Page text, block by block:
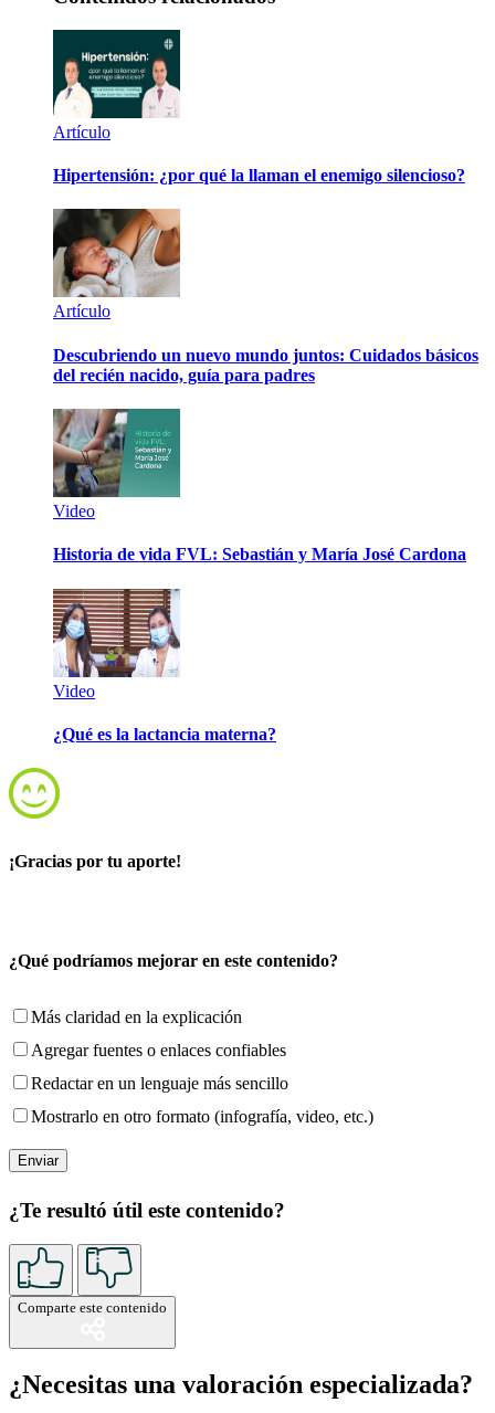
Artículo
Hipertensión: ¿por qué la llaman el enemigo silencioso?
Artículo
Descubriendo un nuevo mundo juntos: Cuidados básicos
del recién nacido, guía para padres
Video
Historia de vida FVL: Sebastián y María José Cardona
Video
¿Qué es la lactancia materna?
¡Gracias por tu aporte!
¿Qué podríamos mejorar en este contenido?
Más claridad en la explicación
Agregar fuentes o enlaces confiables
Redactar en un lenguaje más sencillo
Mostrarlo en otro formato (infografía, video, etc.)
¿Te resultó útil este contenido?
Comparte este contenido
¿Necesitas una valoración especializada?